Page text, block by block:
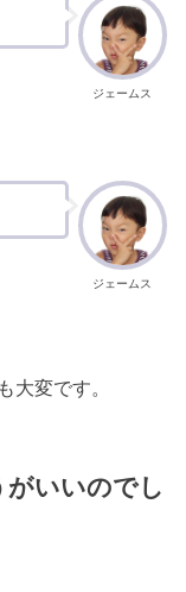
ジェームス
ジェームス
大変です。
いいのでし